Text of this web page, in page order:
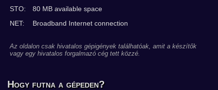
STO:
80 MB available space
NET:
Broadband Internet connection
Az oldalon csak hivatalos gépigények találhatóak, amit a készítők
vagy egy hivatalos forgalmazó cég tett közzé.
Hogy futna a gépeden?